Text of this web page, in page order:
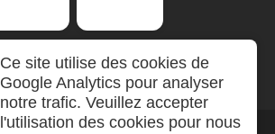
Ce site utilise des cookies de
Google Analytics pour analyser
notre trafic. Veuillez accepter
l'utilisation des cookies pour nous